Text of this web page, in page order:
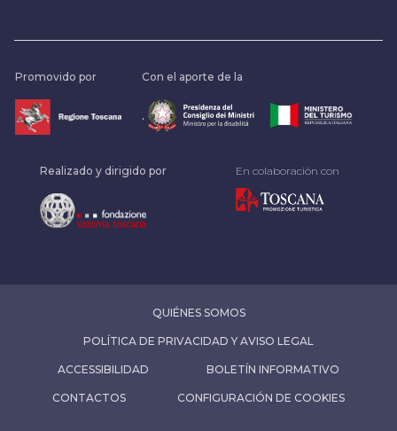
Promovido por Con el aporte de la
.
Realizado y dirigido por En colaboración con
QUIÉNES SOMOS
POLÍTICA DE PRIVACIDAD Y AVISO LEGAL
ACCESSIBILIDAD BOLETÍN INFORMATIVO
CONTACTOS CONFIGURACIÓN DE COOKIES